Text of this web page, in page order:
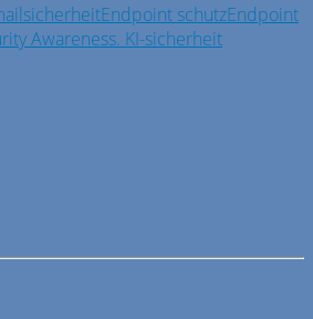
Endpoint schutzEndpoint
Awareness. KI-sicherheit